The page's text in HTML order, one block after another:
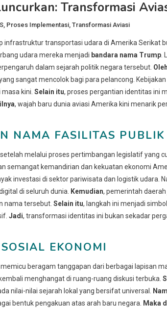
Transformasi
, Proses Implementasi, Transformasi Aviasi
infrastruktur transportasi udara di Amerika Serikat
udara mereka menjadi bandara nama Trump
dalam sejarah politik negara tersebut.
sangat mencolok bagi para pelancong.
kini. Selain itu, proses pergantian identitas ini
, wajah baru dunia aviasi Amerika kini menarik
NAMA FASILITAS PUBLIK
melalui proses pertimbangan legislatif yang
semangat kemandirian dan kekuatan ekonomi
investasi di sektor pariwisata dan logistik udara.
di seluruh dunia.
Kemudian, pemerintah
nama tersebut. Selain itu, langkah ini menjadi
Jadi, transformasi identitas ini bukan sekadar
EKONOMI
beragam tanggapan dari berbagai lapisan
menghangat di ruang-ruang diskusi terbuka.
nilai-nilai sejarah lokal yang bersifat universal.
bentuk pengakuan atas arah baru negara.
Maka